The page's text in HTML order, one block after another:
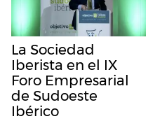
La Sociedad
Iberista en el IX
Foro Empresarial
de Sudoeste
Ibérico